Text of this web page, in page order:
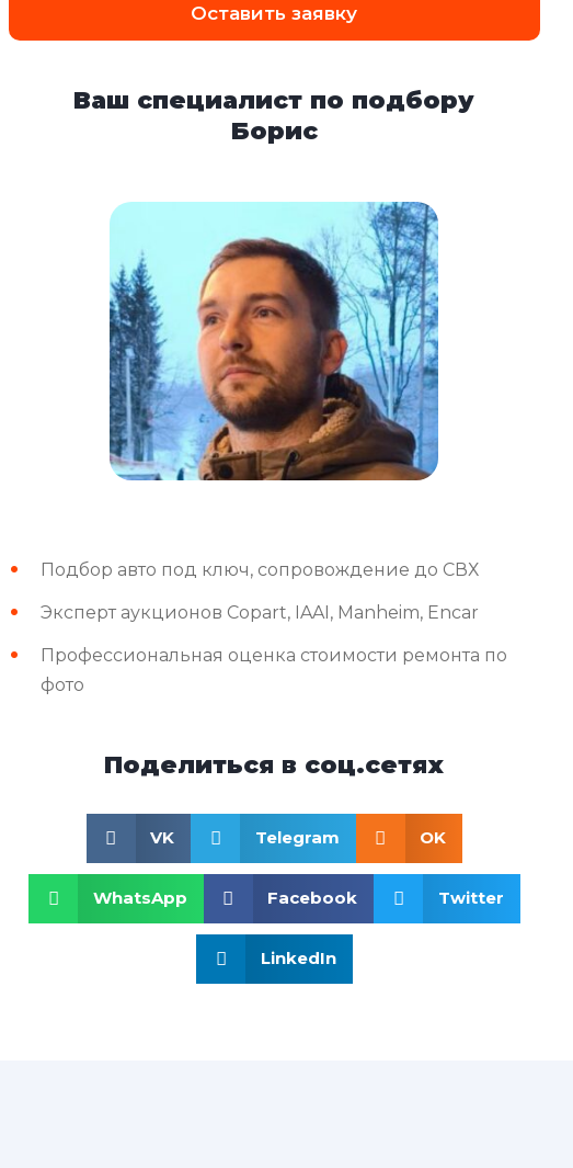
Оставить заявку
Ваш специалист по подбору
Борис
Подбор авто под ключ, сопровождение до СВХ
Эксперт аукционов Copart, IAAI, Manheim, Encar
Профессиональная оценка стоимости ремонта по
фото
Поделиться в соц.сетях
VK Telegram OK
WhatsApp Facebook Twitter
LinkedIn